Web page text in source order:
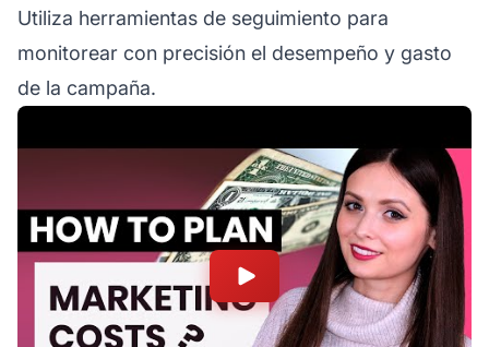
Utiliza herramientas de seguimiento para
monitorear con precisión el desempeño y gasto
de la campaña.